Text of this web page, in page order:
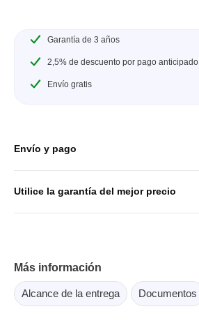
Garantía de 3 años
2,5% de descuento por pago anticipado
Envío gratis
Envío y pago
Utilice la garantía del mejor precio
Más información
Alcance de la entrega Documentos